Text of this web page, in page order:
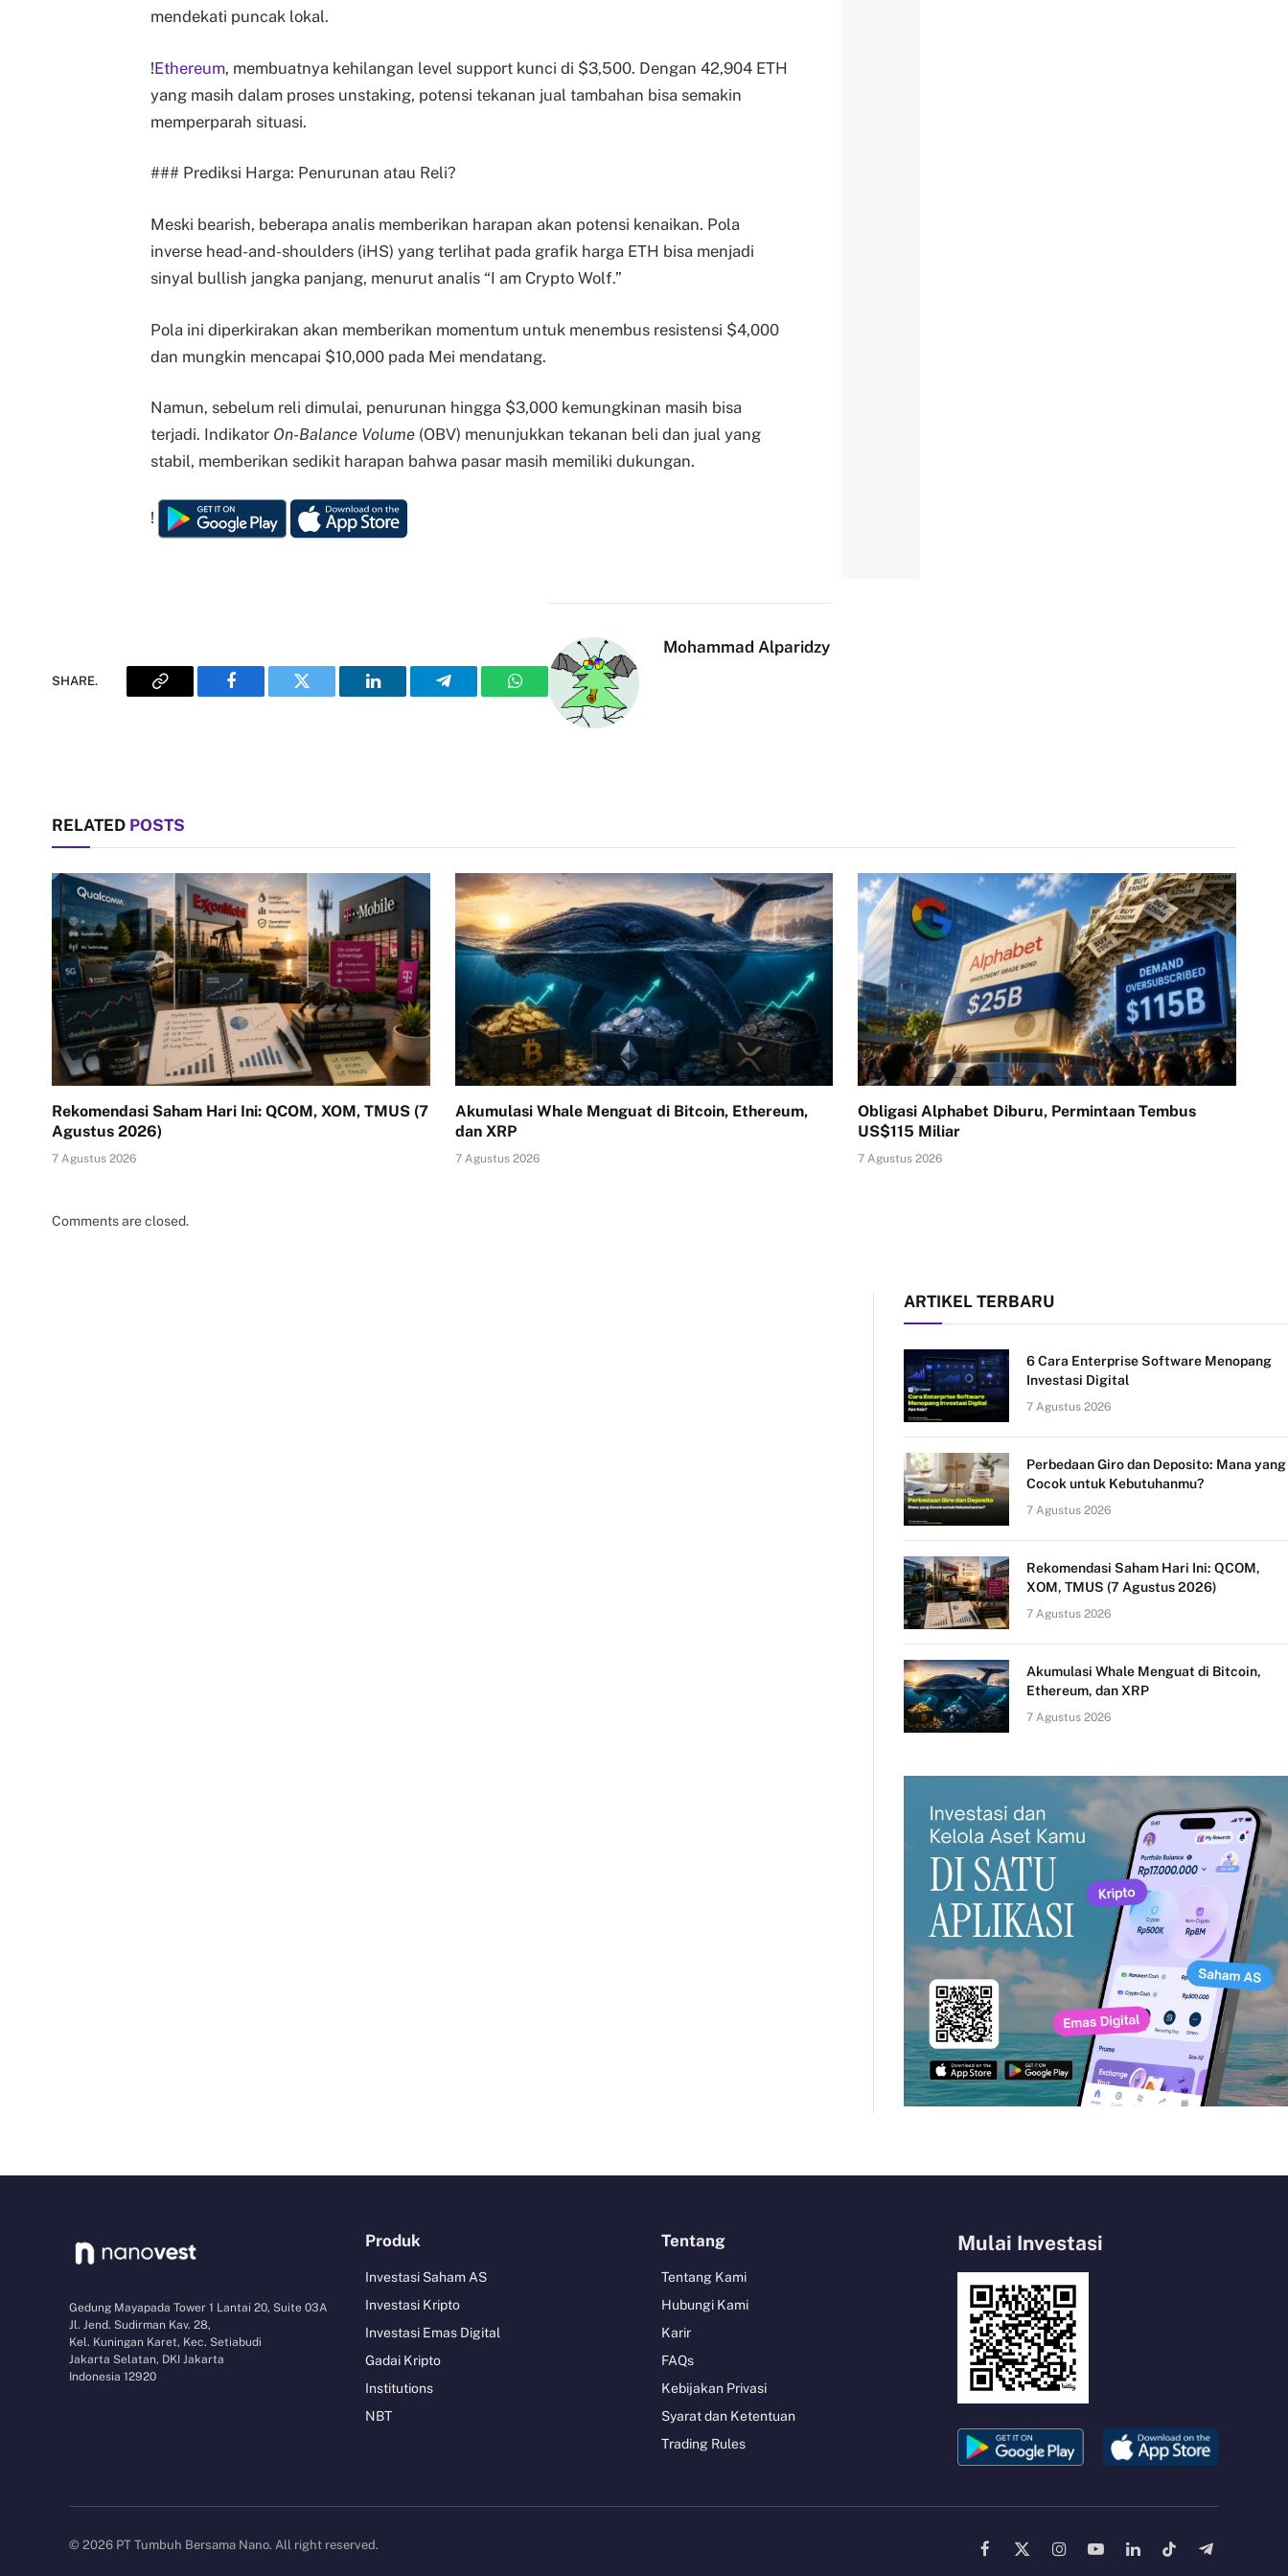
mendekati puncak lokal.
!Ethereum, membuatnya kehilangan level support kunci di $3,500. Dengan 42,904 ETH
yang masih dalam proses unstaking, potensi tekanan jual tambahan bisa semakin
memperparah situasi.
### Prediksi Harga: Penurunan atau Reli?
Meski bearish, beberapa analis memberikan harapan akan potensi kenaikan. Pola
inverse head-and-shoulders (iHS) yang terlihat pada grafik harga ETH bisa menjadi
sinyal bullish jangka panjang, menurut analis “I am Crypto Wolf.”
Pola ini diperkirakan akan memberikan momentum untuk menembus resistensi $4,000
dan mungkin mencapai $10,000 pada Mei mendatang.
Namun, sebelum reli dimulai, penurunan hingga $3,000 kemungkinan masih bisa
terjadi. Indikator On-Balance Volume (OBV) menunjukkan tekanan beli dan jual yang
stabil, memberikan sedikit harapan bahwa pasar masih memiliki dukungan.
!
SHARE.
Copy
Facebook Twitter LinkedIn Telegram WhatsApp
Mohammad Alparidzy
RELATED POSTS
Rekomendasi Saham Hari Ini: QCOM, XOM, TMUS (7
Agustus 2026)
7 Agustus 2026
Akumulasi Whale Menguat di Bitcoin, Ethereum,
dan XRP
7 Agustus 2026
Obligasi Alphabet Diburu, Permintaan Tembus
US$115 Miliar
7 Agustus 2026
Comments are closed.
ARTIKEL TERBARU
6 Cara Enterprise Software Menopang
Investasi Digital
7 Agustus 2026
Perbedaan Giro dan Deposito: Mana yang
Cocok untuk Kebutuhanmu?
7 Agustus 2026
Rekomendasi Saham Hari Ini: QCOM,
XOM, TMUS (7 Agustus 2026)
7 Agustus 2026
Akumulasi Whale Menguat di Bitcoin,
Ethereum, dan XRP
7 Agustus 2026
Gedung Mayapada Tower 1 Lantai 20, Suite 03A
Jl. Jend. Sudirman Kav. 28,
Kel. Kuningan Karet, Kec. Setiabudi
Jakarta Selatan, DKI Jakarta
Indonesia 12920
Produk
Investasi Saham AS
Investasi Kripto
Investasi Emas Digital
Gadai Kripto
Institutions
NBT
Tentang
Tentang Kami
Hubungi Kami
Karir
FAQs
Kebijakan Privasi
Syarat dan Ketentuan
Trading Rules
Mulai Investasi
© 2026 PT Tumbuh Bersama Nano. All right reserved.
Facebook
X
InstagramYouTubeLinkedInTikTokTelegram